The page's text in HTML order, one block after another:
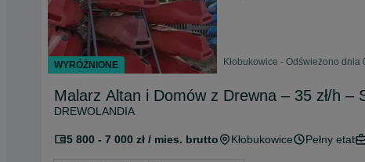
Kłobukowice - Odświeżono dnia
Malarz Altan i Domów z Drewna – 35 zł/h –
DREWOLANDIA
5 800 - 7 000 zł / mies. brutto Kłobukowice Pełny etat
WYRÓŻNIONE